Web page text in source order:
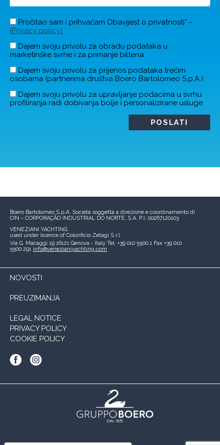
Pročitao sam i prihvaćam Obavijest o privatnosti* -
(Privacy policy)
Dajem svoju privolu za obradu podataka u
marketinške svrhe i za primanje biltena
Dajem svoju privolu za prijenos podataka trećim
osobama (partnerima društva Boero Bartolomeo S.p.A.)
Dajem svoju privolu za upravljanje podacima u svrhu
profiliranja radi dobivanja bolje i personalizirane usluge
Boero Bartolomeo S.p.A. Società soggetta a direzione e coordinamento di
CIN – CORPORAÇÃO INDUSTRIAL DO NORTE, S.A. P.I. 00267120103
VENEZIANI YACHTING
used under licence of Colorificio Zetagi S.r.l.
Via G. Macaggi 19 16121 Genova - Italy Tel. +39 010 5500.1 Fax +39 010
5500.291 info@venezianiyachting.com
NOVOSTI
PREUZIMANJA
LEGAL NOTICE
PRIVACY POLICY
COOKIE POLICY